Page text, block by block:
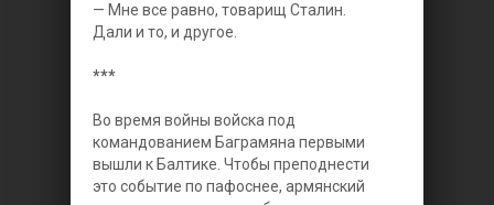
— Мне все равно, товарищ Сталин.
Дали и то, и другое.
***
Во время войны войска под
командованием Баграмяна первыми
вышли к Балтике. Чтобы преподнести
это событие по пафоснее, армянский